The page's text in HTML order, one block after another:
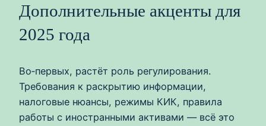
Дополнительные акценты для
2025 года
Во‑первых, растёт роль регулирования.
Требования к раскрытию информации,
налоговые нюансы, режимы КИК, правила
работы с иностранными активами — всё это